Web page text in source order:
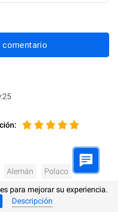
comentario
:
Alemán Polaco
Italiano
para mejorar su experiencia.
Descripción